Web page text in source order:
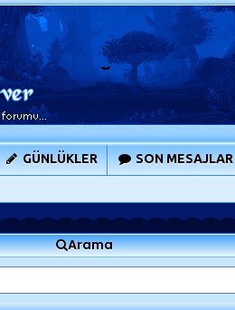
GÜNLÜKLER SON MESAJLAR
Arama